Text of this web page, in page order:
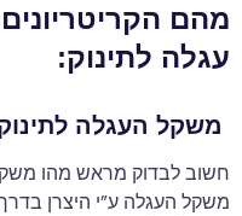
מהם
עגלה לתינוק:
משקל העגלה
חשוב לבדוק מראש מהו
משקל העגלה ע”י היצרן